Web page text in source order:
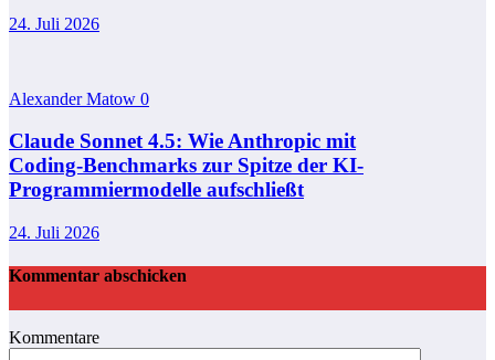
24. Juli 2026
Alexander Matow 0
Claude Sonnet 4.5: Wie Anthropic mit
Coding‑Benchmarks zur Spitze der KI-
Programmiermodelle aufschließt
24. Juli 2026
Kommentar abschicken
Kommentare